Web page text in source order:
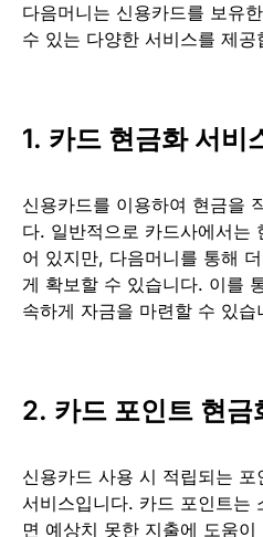
다음머니는 신용카드를 보유
수 있는 다양한 서비스를 제공
1. 카드 현금화 서비
신용카드를 이용하여 현금을
다. 일반적으로 카드사에서는
어 있지만, 다음머니를 통해
게 확보할 수 있습니다. 이를
속하게 자금을 마련할 수 있습
2. 카드 포인트 현금
신용카드 사용 시 적립되는
서비스입니다. 카드 포인트는
면 예상치 못한 지출에 도움